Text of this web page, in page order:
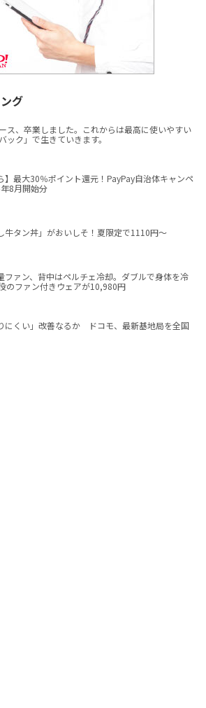
グ
ス、卒業しました。これからは最高に使いやすい
ック」で生きていきます。
】最大30％ポイント還元！PayPay自治体キャンペ
8月開始分
牛タン丼」がおいしそ！夏限定で1110円～
ファン、背中はペルチェ冷却。ダブルで身体を冷
のファン付きウェアが10,980円
にくい」改善なるか ドコモ、最新基地局を全国